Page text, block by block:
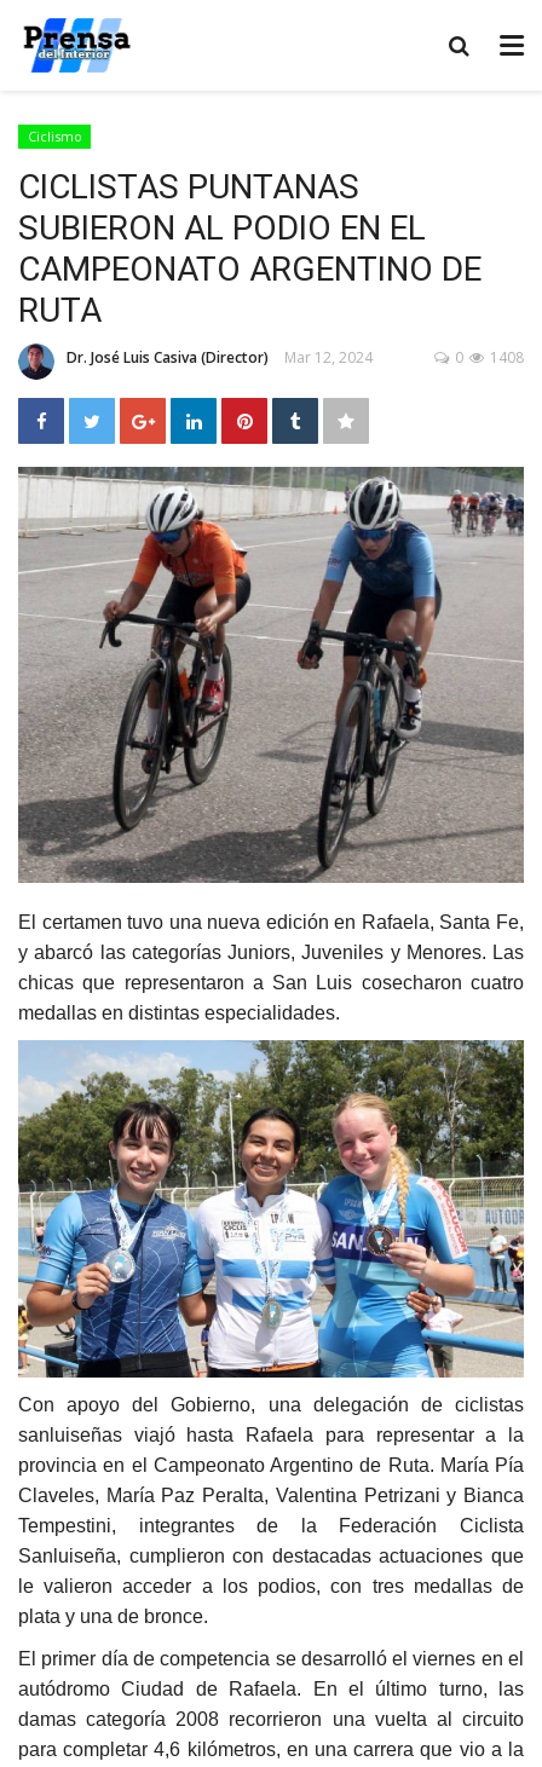
Ciclismo
CICLISTAS PUNTANAS
SUBIERON AL PODIO EN EL
CAMPEONATO ARGENTINO DE
RUTA
Dr. José Luis Casiva (Director) Mar 12, 2024 1408
0
El certamen tuvo una nueva edición en Rafaela, Santa Fe,
y abarcó las categorías Juniors, Juveniles y Menores. Las
chicas que representaron a San Luis cosecharon cuatro
medallas en distintas especialidades.
Con apoyo del Gobierno, una delegación de ciclistas
sanluiseñas viajó hasta Rafaela para representar a la
provincia en el Campeonato Argentino de Ruta. María Pía
Claveles, María Paz Peralta, Valentina Petrizani y Bianca
Tempestini, integrantes de la Federación Ciclista
Sanluiseña, cumplieron con destacadas actuaciones que
le valieron acceder a los podios, con tres medallas de
plata y una de bronce.
El primer día de competencia se desarrolló el viernes en el
autódromo Ciudad de Rafaela. En el último turno, las
damas categoría 2008 recorrieron una vuelta al circuito
para completar 4,6 kilómetros, en una carrera que vio a la